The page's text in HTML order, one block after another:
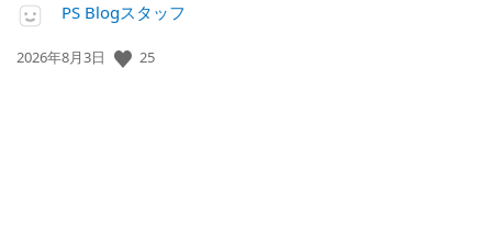
PS Blogスタッフ
公
2026年8月3日 25